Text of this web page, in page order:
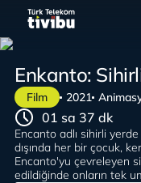
Film 2021
Enkanto:
Encanto adlı sihirli
dışında her bir çocuk,
Encanto'yu çevreleyen
edildiğinde onların tek
01 sa 37 dk